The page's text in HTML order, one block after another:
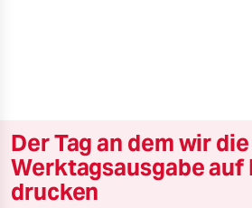
Der Tag an dem wir
Werktagsausgabe auf
drucken